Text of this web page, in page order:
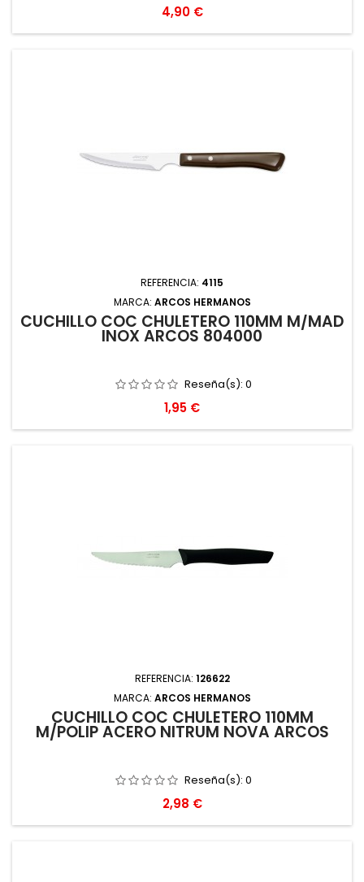
Precio
4,90 €
REFERENCIA: 4115
MARCA: ARCOS HERMANOS
CUCHILLO COC CHULETERO 110MM M/MAD
INOX ARCOS 804000
Reseña(s): 0
Precio
1,95 €
REFERENCIA: 126622
MARCA: ARCOS HERMANOS
CUCHILLO COC CHULETERO 110MM
M/POLIP ACERO NITRUM NOVA ARCOS
Reseña(s): 0
Precio
2,98 €